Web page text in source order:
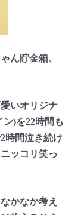
貯金箱、
いオリジナ
)を22時間も
時間泣き続け
ッコリ笑っ
かなか考え